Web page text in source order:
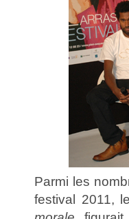
Parmi les
festival 2011,